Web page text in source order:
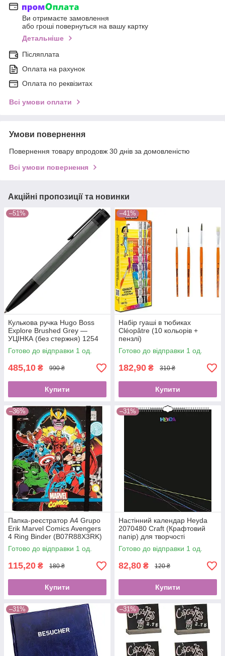
Ви отримаєте замовлення
або гроші повернуться на вашу картку
Детальніше
Післяплата
Оплата на рахунок
Оплата по реквізитах
Всі умови оплати
Умови повернення
Повернення товару впродовж 30 днів за домовленістю
Всі умови повернення
Акційні пропозиції та новинки
–51%
Кулькова ручка Hugo Boss
Explore Brushed Grey —
УЦІНКА (без стержня) 1254
Готово до відправки 1 од.
485,10 ₴ 990 ₴
Купити
–41%
Набір гуаші в тюбиках
Cléopâtre (10 кольорів +
пензлі)
Готово до відправки 1 од.
182,90 ₴ 310 ₴
Купити
–36%
Папка-реєстратор А4 Grupo
Erik Marvel Comics Avengers
4 Ring Binder (B07R88X3RK)
3434
Готово до відправки 1 од.
115,20 ₴ 180 ₴
Купити
–31%
Настінний календар Heyda
2070480 Craft (Крафтовий
папір) для творчості
Готово до відправки 1 од.
82,80 ₴ 120 ₴
Купити
–31% –31%